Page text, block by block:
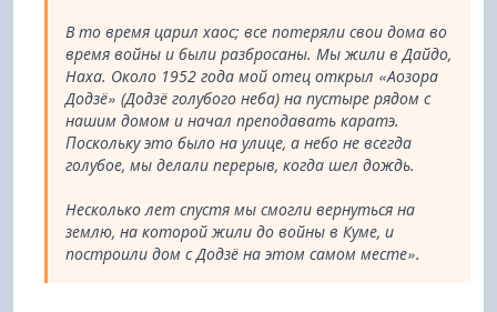
В то время царил хаос; все потеряли свои дома во
время войны и были разбросаны. Мы жили в Дайдо,
Наха. Около 1952 года мой отец открыл «Аозора
Додзё» (Додзё голубого неба) на пустыре рядом с
нашим домом и начал преподавать каратэ.
Поскольку это было на улице, а небо не всегда
голубое, мы делали перерыв, когда шел дождь.
Несколько лет спустя мы смогли вернуться на
землю, на которой жили до войны в Куме, и
построили дом с Додзё на этом самом месте».